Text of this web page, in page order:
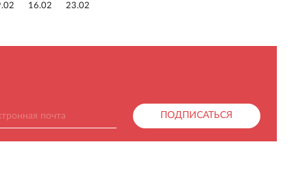
16.02
23.02
ПОДПИСАТЬСЯ